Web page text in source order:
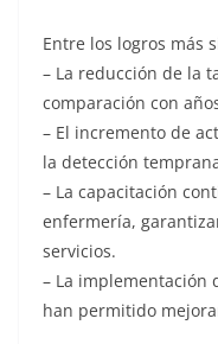
Entre los logros más
– La reducción de la
comparación con
– El incremento de
la detección
– La capacitación
enfermería,
servicios.
– La implementación
han permitido